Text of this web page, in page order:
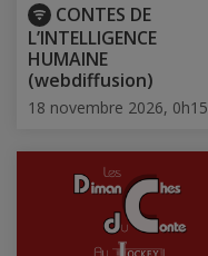
CONTES DE
L’INTELLIGENCE
HUMAINE
(webdiffusion)
18 novembre 2026, 0h15